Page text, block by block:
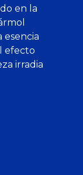
en la
esencia
efecto
irradia